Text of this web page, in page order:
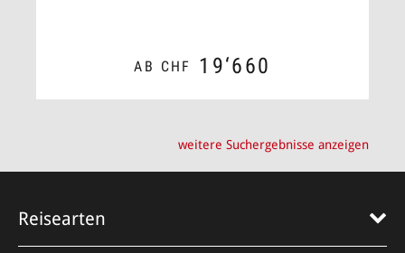
AB CHF 19‘660
weitere Suchergebnisse anzeigen
Reisearten